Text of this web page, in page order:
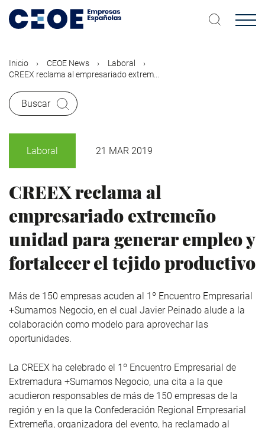
contenido
Inicio CEOE News
Laboral
CREEX reclama al empresariado extrem...
Buscar
Laboral 21 MAR 2019
CREEX reclama al
empresariado extremeño
unidad para generar empleo y
fortalecer el tejido productivo
Más de 150 empresas acuden al 1º Encuentro Empresarial
+Sumamos Negocio, en el cual Javier Peinado alude a la
colaboración como modelo para aprovechar las
oportunidades.
La CREEX ha celebrado el 1º Encuentro Empresarial de
Extremadura +Sumamos Negocio, una cita a la que
acudieron responsables de más de 150 empresas de la
región y en la que la Confederación Regional Empresarial
Extremeña, organizadora del evento, ha reclamado al